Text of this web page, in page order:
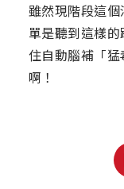
雖然現階段這個
單是聽到這樣
住自動腦補「
啊！